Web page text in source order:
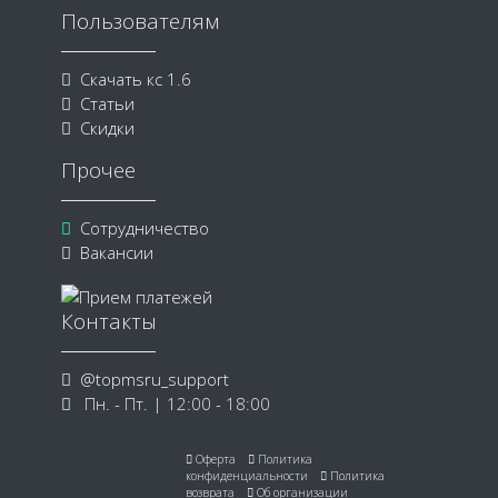
Пользователям
Скачать кс 1.6
Статьи
Скидки
Прочее
Сотрудничество
Вакансии
Контакты
@topmsru_support
Пн. - Пт. | 12:00 - 18:00
Оферта
Политика
конфиденциальности
Политика
возврата
Об организации